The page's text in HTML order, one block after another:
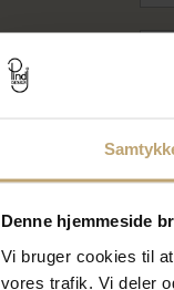
Denne hjemmeside
Vi bruger cookies til
vores trafik. Vi deler